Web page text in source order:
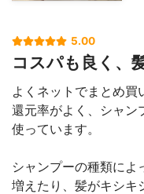
5.00
コスパも良く、
よくネットでまとめ買
還元率がよく、シャン
使っています。
シャンプーの種類に
増えたり、髪がキシキ